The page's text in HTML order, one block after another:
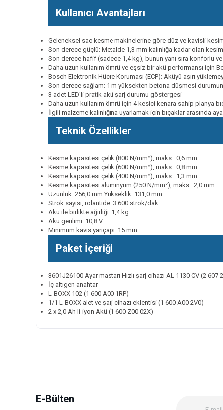
Kullanıcı Avantajları
Geleneksel sac kesme makinelerine göre düz ve kavisli
Son derece güçlü: Metalde 1,3 mm kalınlığa kadar olan
Son derece hafif (sadece 1,4 kg), bunun yanı sıra konforlu
Daha uzun kullanım ömrü ve eşsiz bir akü performansı için
Bosch Elektronik Hücre Koruması (ECP): Aküyü aşırı
Son derece sağlam: 1 m yüksekten betona düşmesi
3 adet LED'li pratik akü şarj durumu göstergesi
Daha uzun kullanım ömrü için 4 kesici kenara sahip planya
İlgili malzeme kalınlığına uyarlamak için bıçaklar arasında
Teknik Özellikler
Kesme kapasitesi çelik (800 N/mm²), maks.: 0,6 mm
Kesme kapasitesi çelik (600 N/mm²), maks.: 0,8 mm
Kesme kapasitesi çelik (400 N/mm²), maks.: 1,3 mm
Kesme kapasitesi alüminyum (250 N/mm²), maks.: 2,0 mm
Uzunluk: 256,0 mm Yükseklik: 131,0 mm
Strok sayısı, rölantide: 3.600 strok/dak
Akü ile birlikte ağırlığı: 1,4 kg
Akü gerilimi: 10,8 V
Minimum kavis yarıçapı: 15 mm
Paket İçeriği
3601J26100 Ayar mastarı Hızlı şarj cihazı AL 1130 CV (2 607
İç altıgen anahtar
L-BOXX 102 (1 600 A00 1RP)
1/1 L-BOXX alet ve şarj cihazı eklentisi (1 600 A00 2V0)
2 x 2,0 Ah li-iyon Akü (1 600 Z00 02X)
Bu ürünün fiyat bilgisi, resim, ürün açıklamalarında ve diğer
E-Bülten